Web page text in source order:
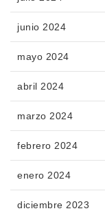
junio 2024
mayo 2024
abril 2024
marzo 2024
febrero 2024
enero 2024
diciembre 2023